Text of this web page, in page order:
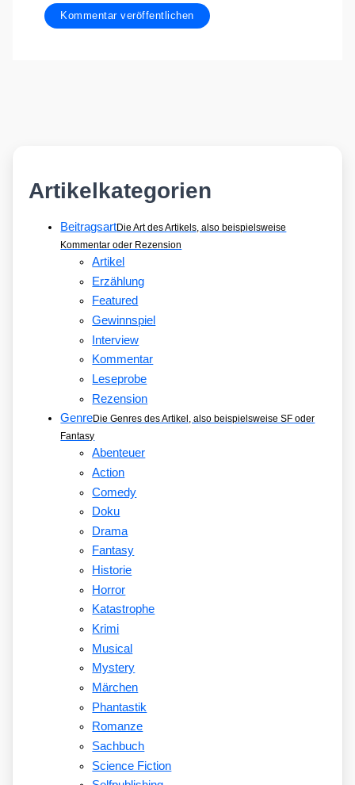
Artikelkategorien
BeitragsartDie Art des Artikels, also beispielsweise
Kommentar oder Rezension
Artikel
Erzählung
Featured
Gewinnspiel
Interview
Kommentar
Leseprobe
Rezension
GenreDie Genres des Artikel, also beispielsweise SF oder
Fantasy
Abenteuer
Action
Comedy
Doku
Drama
Fantasy
Historie
Horror
Katastrophe
Krimi
Musical
Mystery
Märchen
Phantastik
Romanze
Sachbuch
Science Fiction